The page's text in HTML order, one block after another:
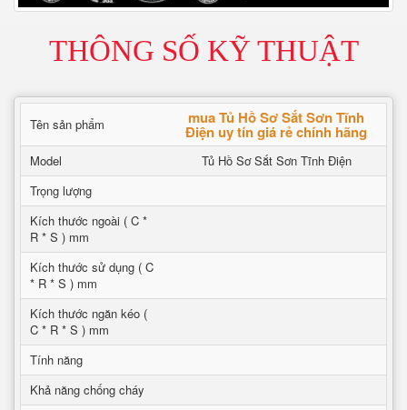
THÔNG SỐ KỸ THUẬT
Tên sản phẩm mua Tủ Hồ Sơ Sắt Sơn Tĩnh
Điện uy tín giá rẻ chính hãng
Model
Tủ Hồ Sơ Sắt Sơn Tĩnh Điện
Trọng lượng
Kích thước ngoài ( C *
R * S ) mm
Kích thước sử dụng ( C
* R * S ) mm
Kích thước ngăn kéo (
C * R * S ) mm
Tính năng
Khả năng chống cháy